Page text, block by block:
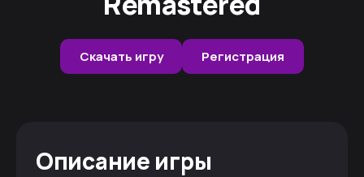
Скачать игру Регистрация
Описание игры